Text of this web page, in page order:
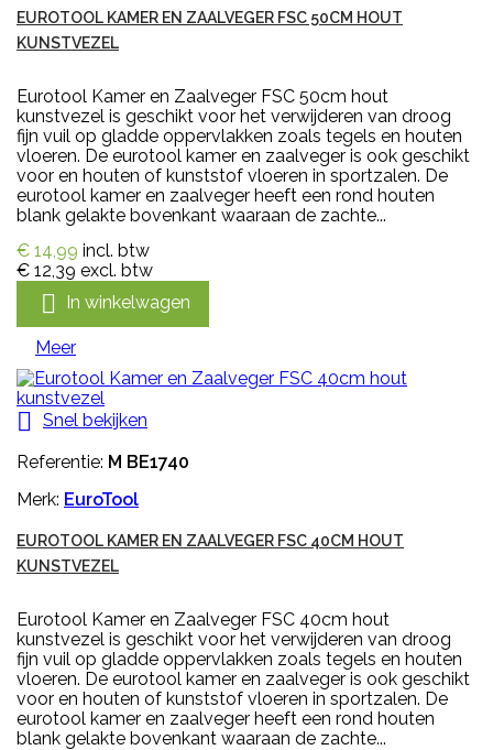
EUROTOOL KAMER EN ZAALVEGER FSC 50CM HOUT
KUNSTVEZEL
Eurotool Kamer en Zaalveger FSC 50cm hout
kunstvezel is geschikt voor het verwijderen van droog
fijn vuil op gladde oppervlakken zoals tegels en houten
vloeren. De eurotool kamer en zaalveger is ook geschikt
voor en houten of kunststof vloeren in sportzalen. De
eurotool kamer en zaalveger heeft een rond houten
blank gelakte bovenkant waaraan de zachte...
€ 14,99 incl. btw
€ 12,39 excl. btw
 In winkelwagen
Meer
 Snel bekijken
Referentie: M BE1740
Merk: EuroTool
EUROTOOL KAMER EN ZAALVEGER FSC 40CM HOUT
KUNSTVEZEL
Eurotool Kamer en Zaalveger FSC 40cm hout
kunstvezel is geschikt voor het verwijderen van droog
fijn vuil op gladde oppervlakken zoals tegels en houten
vloeren. De eurotool kamer en zaalveger is ook geschikt
voor en houten of kunststof vloeren in sportzalen. De
eurotool kamer en zaalveger heeft een rond houten
blank gelakte bovenkant waaraan de zachte...